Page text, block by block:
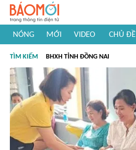
NÓNG MỚI VIDEO CHỦ ĐỀ
#Khám phá thế giới
TÌM KIẾM BHXH TỈNH ĐỒNG NAI